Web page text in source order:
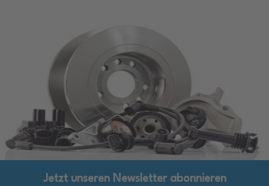
Jetzt unseren Newsletter abonnieren